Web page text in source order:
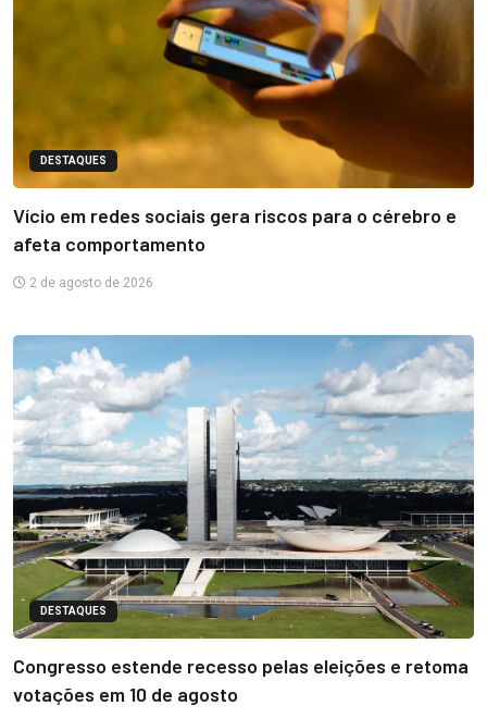
DESTAQUES
Vício em redes sociais gera riscos para o cérebro e
afeta comportamento
2 de agosto de 2026
DESTAQUES
Congresso estende recesso pelas eleições e retoma
votações em 10 de agosto